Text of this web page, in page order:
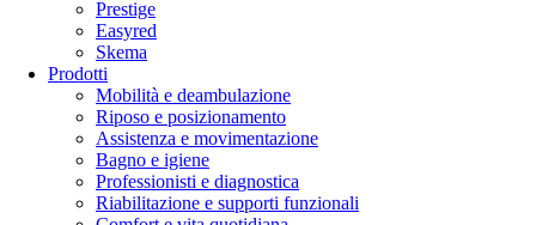
Prestige
Easyred
Skema
Prodotti
Mobilità e deambulazione
Riposo e posizionamento
Assistenza e movimentazione
Bagno e igiene
Professionisti e diagnostica
Riabilitazione e supporti funzionali